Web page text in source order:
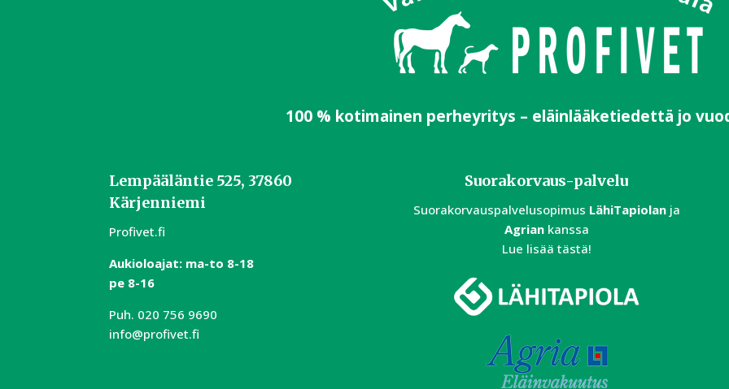
100 % kotimainen perheyritys – eläinlääketiedettä jo
Lempääläntie 525, 37860
Kärjenniemi
Profivet.fi
Aukioloajat: ma-to 8-18
pe 8-16
Puh. 020 756 9690
info@profivet.fi
Suorakorvaus-palvelu
Suorakorvauspalvelusopimus LähiTapiolanja
Agriankanssa
Lue lisää tästä!